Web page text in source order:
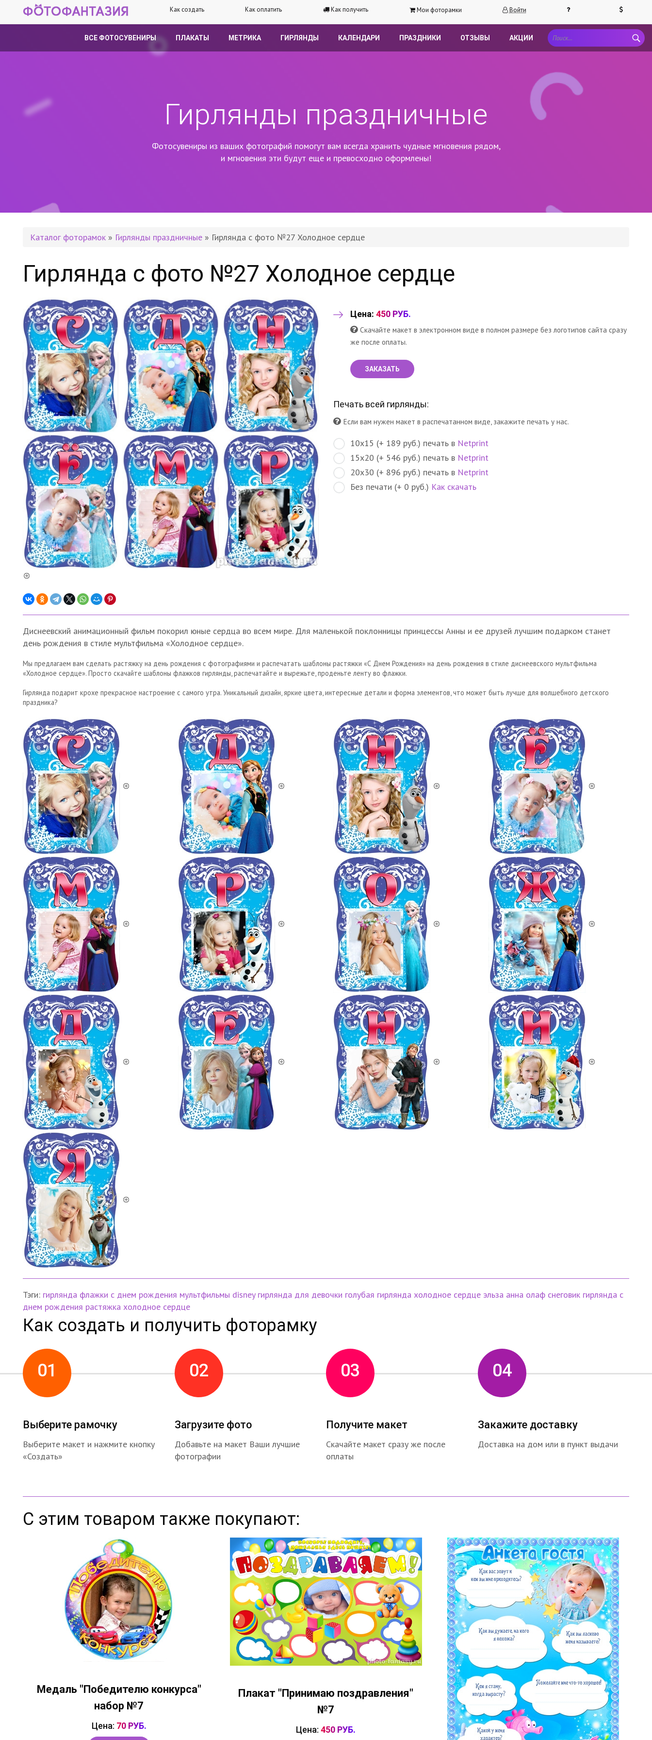
Как создать Как оплатить Как получить Мои фоторамки Войти
ВСЕ ФОТОСУВЕНИРЫ ПЛАКАТЫ МЕТРИКА ГИРЛЯНДЫ КАЛЕНДАРИ ПРАЗДНИКИ ОТЗЫВЫ АКЦИИ
Гирлянды праздничные
Фотосувениры из ваших фотографий помогут вам всегда хранить чудные мгновения рядом,
и мгновения эти будут еще и превосходно оформлены!
Каталог фоторамок » Гирлянды праздничные » Гирлянда с фото №27 Холодное сердце
Гирлянда с фото №27 Холодное сердце
Цена: 450 РУБ.
Скачайте макет в электронном виде в полном размере без логотипов сайта сразу
же после оплаты.
ЗАКАЗАТЬ
Печать всей гирлянды:
Если вам нужен макет в распечатанном виде, закажите печать у нас.
10х15 (+ 189 руб.) печать в Netprint
15х20 (+ 546 руб.) печать в Netprint
20х30 (+ 896 руб.) печать в Netprint
Без печати (+ 0 руб.) Как скачать
Диснеевский анимационный фильм покорил юные сердца во всем мире. Для маленькой поклонницы принцессы Анны и ее друзей лучшим подарком станет
день рождения в стиле мультфильма «Холодное сердце».
Мы предлагаем вам сделать растяжку на день рождения с фотографиями и распечатать шаблоны растяжки «С Днем Рождения» на день рождения в стиле диснеевского мультфильма
«Холодное сердце». Просто скачайте шаблоны флажков гирлянды, распечатайте и вырежьте, проденьте ленту во флажки.
Гирлянда подарит крохе прекрасное настроение с самого утра. Уникальный дизайн, яркие цвета, интересные детали и форма элементов, что может быть лучше для волшебного детского
праздника?
Тэги: гирлянда флажки с днем рождения мультфильмы disney гирлянда для девочки голубая гирлянда холодное сердце эльза анна олаф снеговик гирлянда с
днем рождения растяжка холодное сердце
Как создать и получить фоторамку
01
Выберите рамочку
Выберите макет и нажмите кнопку
«Создать»
02
Загрузите фото
Добавьте на макет Ваши лучшие
фотографии
03
Получите макет
Скачайте макет сразу же после
оплаты
04
Закажите доставку
Доставка на дом или в пункт выдачи
С этим товаром также покупают:
Медаль "Победителю конкурса"
набор №7
Цена: 70 РУБ.
Плакат "Принимаю поздравления"
№7
Цена:450 РУБ.